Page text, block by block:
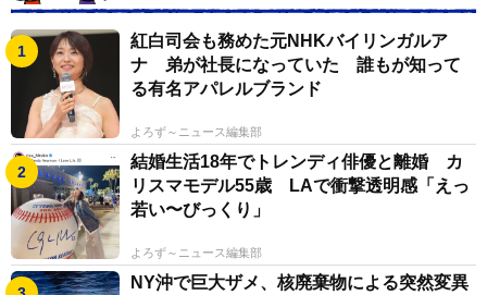
紅白司会も務めた元NHKバイリンガルア
ナ 弟が社長になっていた 誰もが知って
る有名アパレルブランド
よろず～ニュース編集部
結婚生活18年でトレンディ俳優と離婚 カ
リスマモデル55歳 LAで衝撃透明感「えっ
若い〜びっくり」
よろず～ニュース編集部
NY沖で巨大ザメ、核廃棄物による突然変異